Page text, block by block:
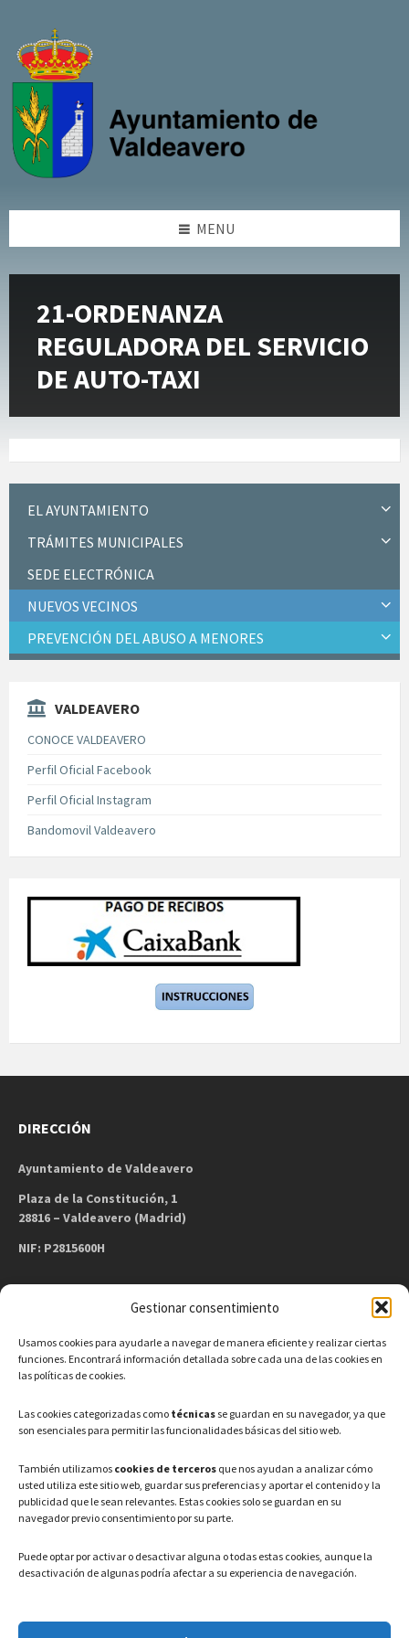
Gestionar consentimiento
Usamos cookies para ayudarle a navegar de manera eficiente y realizar ciertas
funciones. Encontrará información detallada sobre cada una de las cookies en
las políticas de cookies.
Las cookies categorizadas como técnicas se guardan en su navegador, ya que
son esenciales para permitir las funcionalidades básicas del sitio web.
También utilizamos cookies de terceros que nos ayudan a analizar cómo
usted utiliza este sitio web, guardar sus preferencias y aportar el contenido y la
publicidad que le sean relevantes. Estas cookies solo se guardan en su
navegador previo consentimiento por su parte.
Puede optar por activar o desactivar alguna o todas estas cookies, aunque la
desactivación de algunas podría afectar a su experiencia de navegación.
content
sidebar
right
sidebar
footer
MENU
21-ORDENANZA
REGULADORA DEL SERVICIO
DE AUTO-TAXI
EL AYUNTAMIENTO
TRÁMITES MUNICIPALES
SEDE ELECTRÓNICA
NUEVOS VECINOS
PREVENCIÓN DEL ABUSO A MENORES
VALDEAVERO
CONOCE VALDEAVERO
Perfil Oficial Facebook
Perfil Oficial Instagram
Bandomovil Valdeavero
DIRECCIÓN
Ayuntamiento de Valdeavero
Plaza de la Constitución, 1
28816 – Valdeavero (Madrid)
NIF: P2815600H
Teléfono: 91 886 44 62
Correo Electrónico:
HORARIO
Lunes a Viernes: 08:00h – 15:00h
LEGAL